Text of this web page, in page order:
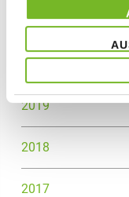
2021
2020
2019
2018
2017